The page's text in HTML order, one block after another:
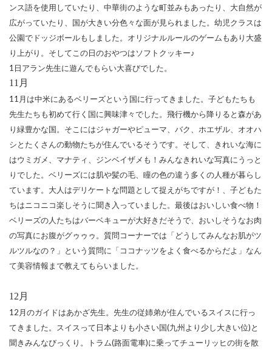
ンス語を使用していたり、中華街のような町並みもあったり、大自然が
広がっていたり、国が大きい分色々な面が見られました。幼児クラスは
公園でドッジボールもしました。オリジナルルールのゲームもあり大盛
り上がり。そしてこの日のおやつはソフトクッキー♪
1 日アラン先生に遊んでもらい大喜びでした。
11 月
11 月は中米にあるベリーズという国に行ってきました。子どもたちも
先生たちも初めて行く国に興味津々でした。飛行機から降りると森があ
り緑豊かな国。そこにはジャガーやピューマ、バク、ホエザル、オオハ
シとたくさんの動物たちが住んでいるそうです。そして、きれいな海に
はウミガメ、マナティ、ジンベイザメも！みんなきれいな写真にうっと
りでした。ベリーズには肌や髪の毛、瞳の色の違う多くの人種が暮らし
ています。大人はデリケートな問題として捉えがちですが！、子どもた
ちはニコニコ楽しそうに聞き入っていました。最後はおいしい食べ物！
ベリーズの人たちはバーベキューが大好きだそうで、おいしそうなお肉
の写真にお腹がグゥゥゥ。質問コーナーでは「どうしてみんなお肌がツ
ルツルなの？」という質問に「ココナッツをよく食べるからだよ」なん
て美容情報まで教えてもらいました。
12 月
12 月のガイドはあかざ先生。先生の従姉弟が住んでいるスイスに行っ
てきました。スイスって日本よりも小さい国(九州より少し大きい位)と
聞きみんなびっくり。トラム(路面電車)に乗ってチューリッヒの街を散